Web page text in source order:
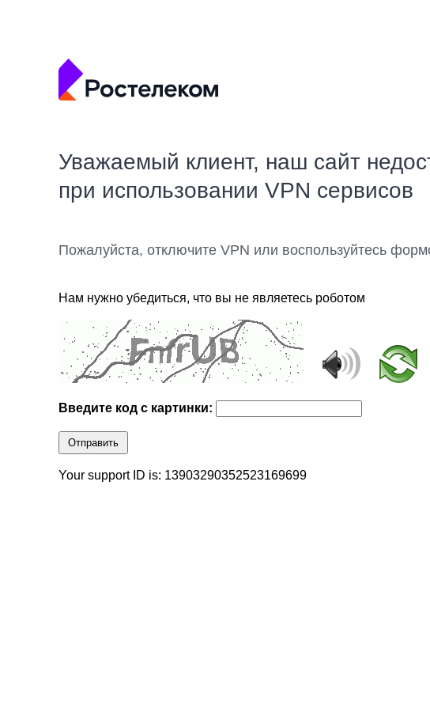
Уважаемый клиент, наш сайт
при использовании VPN сервисов
Пожалуйста, отключите VPN или воспользуйтесь
Нам нужно убедиться, что вы не являетесь роботом
Введите код с картинки:
Отправить
Your support ID is: 13903290352523169699